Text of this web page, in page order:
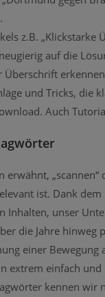
z.B.
auf die
Überschrift
und Tricks, die
Auch
ist. Dank dem
Inhalten, unser
die Jahre
einer Bewegung
extrem einfach
kennen